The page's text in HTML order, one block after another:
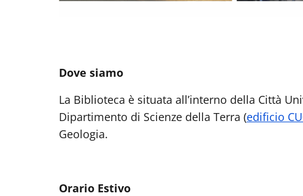
Dove siamo
La Biblioteca è situata all’interno della Città
Dipartimento di Scienze della Terra (edificio
Geologia.
Orario Estivo